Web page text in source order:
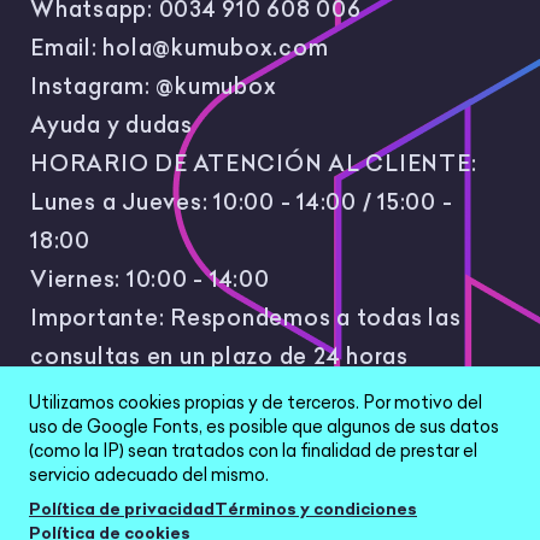
Whatsapp: 0034 910 608 006
Email: hola@kumubox.com
Instagram: @kumubox
Ayuda y dudas
HORARIO DE ATENCIÓN AL CLIENTE:
Lunes a Jueves: 10:00 - 14:00 / 15:00 -
18:00
Viernes: 10:00 - 14:00
Importante: Respondemos a todas las
consultas en un plazo de 24 horas
laborales.
Utilizamos cookies propias y de terceros. Por motivo del
uso de Google Fonts, es posible que algunos de sus datos
(como la IP) sean tratados con la finalidad de prestar el
servicio adecuado del mismo.
Política de privacidadTérminos y condiciones
Política de cookies